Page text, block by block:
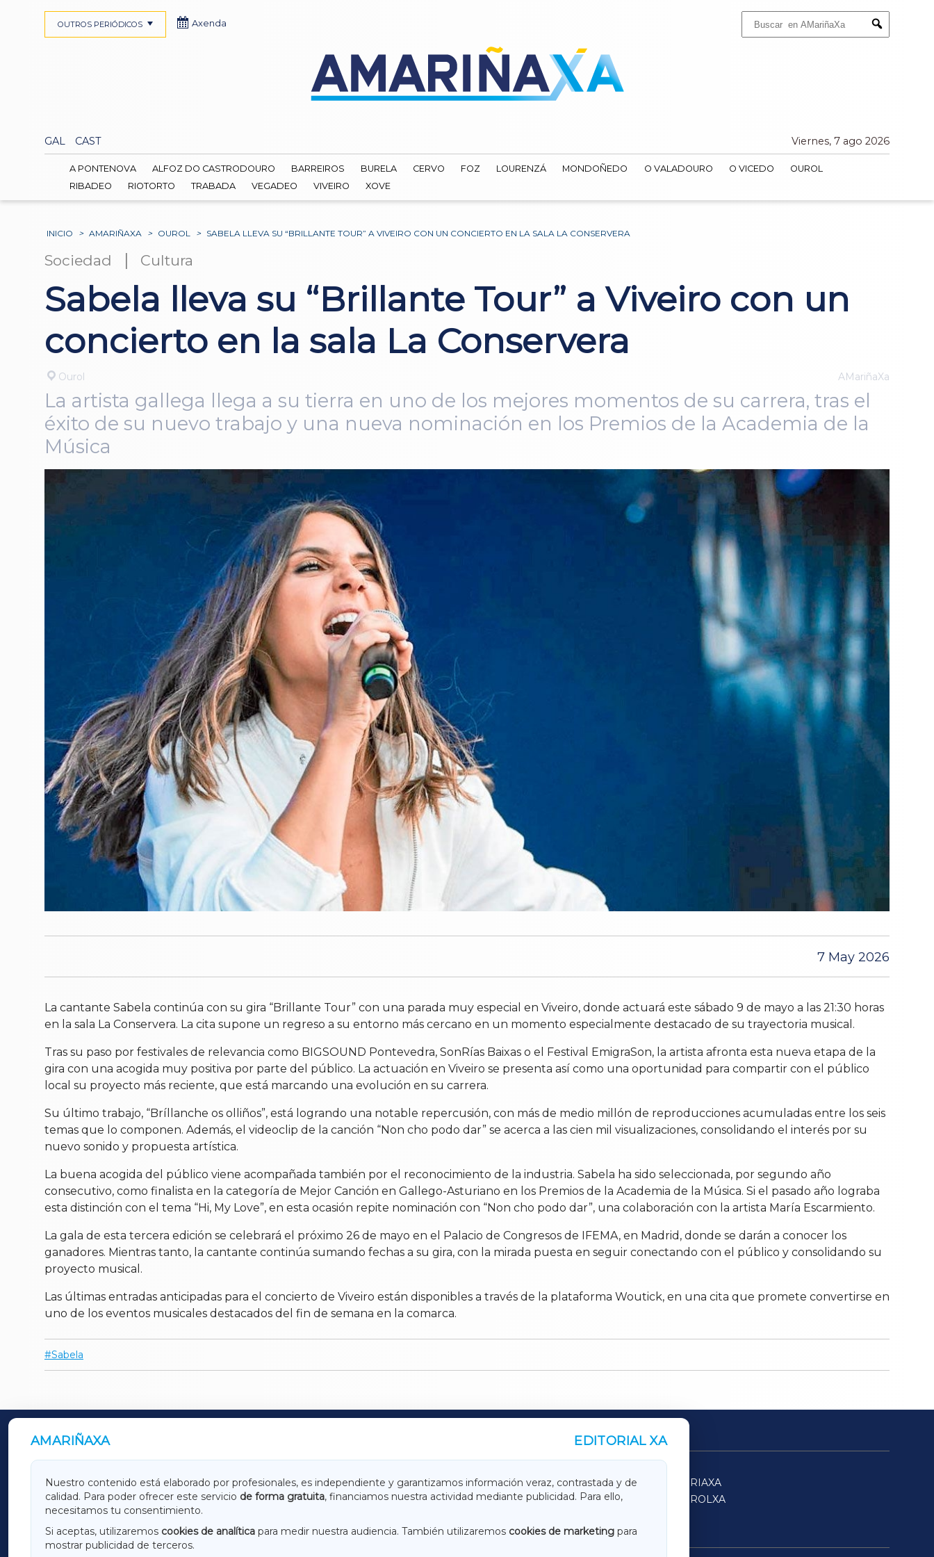
Submit
GAL CAST Viernes, 7 ago 2026
OUTROS PERIÓDICOS Axenda
A PONTENOVA ALFOZ DO CASTRODOURO BARREIROS BURELA CERVO FOZ LOURENZÁ MONDOÑEDO O VALADOURO O VICEDO
OUROL
RIBADEO
RIOTORTO TRABADA VEGADEO VIVEIRO XOVE
INICIO > AMARIÑAXA > OUROL > SABELA LLEVA SU “BRILLANTE TOUR” A VIVEIRO CON UN CONCIERTO EN LA SALA LA CONSERVERA
Sociedad | Cultura
Sabela lleva su “Brillante Tour” a Viveiro con un
concierto en la sala La Conservera
Ourol AMariñaXa
La artista gallega llega a su tierra en uno de los mejores momentos de su carrera, tras el
éxito de su nuevo trabajo y una nueva nominación en los Premios de la Academia de la
Música
7 May 2026
La cantante Sabela continúa con su gira “Brillante Tour” con una parada muy especial en Viveiro, donde actuará este sábado 9 de mayo a las 21:30 horas
en la sala La Conservera. La cita supone un regreso a su entorno más cercano en un momento especialmente destacado de su trayectoria musical.
Tras su paso por festivales de relevancia como BIGSOUND Pontevedra, SonRías Baixas o el Festival EmigraSon, la artista afronta esta nueva etapa de la
gira con una acogida muy positiva por parte del público. La actuación en Viveiro se presenta así como una oportunidad para compartir con el público
local su proyecto más reciente, que está marcando una evolución en su carrera.
Su último trabajo, “Bríllanche os olliños”, está logrando una notable repercusión, con más de medio millón de reproducciones acumuladas entre los seis
temas que lo componen. Además, el videoclip de la canción “Non cho podo dar” se acerca a las cien mil visualizaciones, consolidando el interés por su
nuevo sonido y propuesta artística.
La buena acogida del público viene acompañada también por el reconocimiento de la industria. Sabela ha sido seleccionada, por segundo año
consecutivo, como finalista en la categoría de Mejor Canción en Gallego-Asturiano en los Premios de la Academia de la Música. Si el pasado año lograba
esta distinción con el tema “Hi, My Love”, en esta ocasión repite nominación con “Non cho podo dar”, una colaboración con la artista María Escarmiento.
La gala de esta tercera edición se celebrará el próximo 26 de mayo en el Palacio de Congresos de IFEMA, en Madrid, donde se darán a conocer los
ganadores. Mientras tanto, la cantante continúa sumando fechas a su gira, con la mirada puesta en seguir conectando con el público y consolidando su
proyecto musical.
Las últimas entradas anticipadas para el concierto de Viveiro están disponibles a través de la plataforma Woutick, en una cita que promete convertirse en
uno de los eventos musicales destacados del fin de semana en la comarca.
Sabela
AMARIÑAXA EDITORIAL XA
Nuestro contenido está elaborado por profesionales, es independiente y garantizamos información veraz, contrastada y de
calidad. Para poder ofrecer este servicio de forma gratuita, financiamos nuestra actividad mediante publicidad. Para ello,
necesitamos tu consentimiento.
Si aceptas, utilizaremos cookies de analítica para medir nuestra audiencia. También utilizaremos cookies de marketing para
mostrar publicidad de terceros.
OUTROS PERIÓDICOS
GALICIAXA LUGOXA TERRACHAXA
SARRIAXA
AMARIÑAXA
RIBEIRASACRAXA ACORUÑAXA
FERROLXA
OURENSEXA